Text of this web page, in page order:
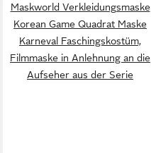
Maskworld Verkleidungsmaske
Korean Game Quadrat Maske
Karneval Faschingskostüm,
Filmmaske in Anlehnung an die
Aufseher aus der Serie